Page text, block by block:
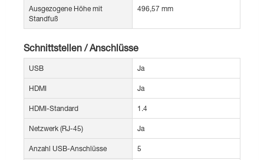
Ausgezogene Höhe mit
Standfuß
496,57 mm
Schnittstellen / Anschlüsse
USB Ja
HDMI Ja
HDMI-Standard 1.4
Netzwerk (RJ-45) Ja
Anzahl USB-Anschlüsse 5